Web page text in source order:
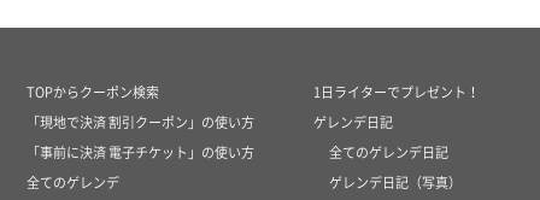
TOPからクーポン検索
「現地で決済 割引クーポン」の使い方
「事前に決済 電子チケット」の使い方
全てのゲレンデ
1日ライターでプレゼント！
ゲレンデ日記
全てのゲレンデ日記
ゲレンデ日記（写真）